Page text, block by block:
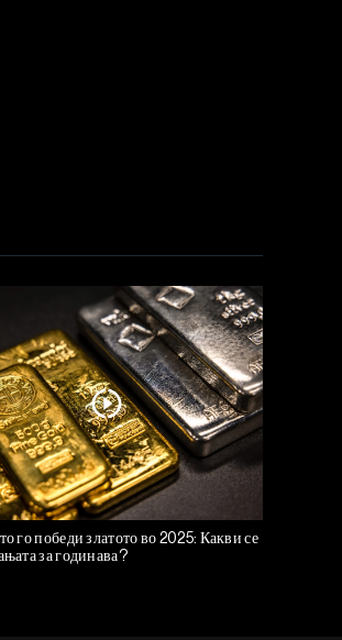
го победи златото во 2025: Какви се
за годинава?